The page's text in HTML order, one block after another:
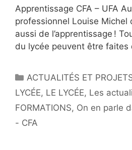
Apprentissage CFA – UFA
professionnel Louise Michel
aussi de l’apprentissage !
du lycée peuvent être faites
Catégories
ACTUALITÉS ET
LYCÉE, LE LYCÉE, Les
FORMATIONS, On en parle
- CFA